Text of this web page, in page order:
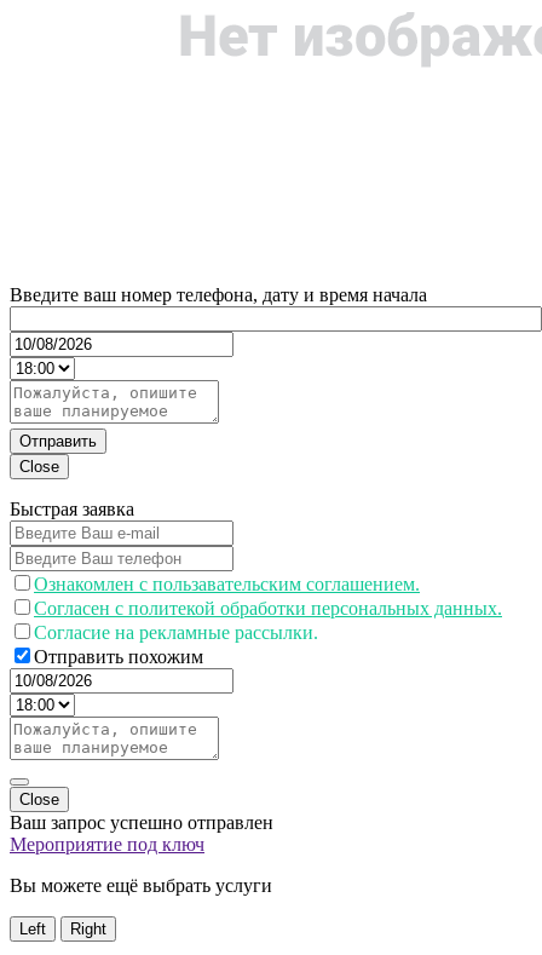
Введите ваш номер телефона, дату и время начала
Отправить
Close
Быстрая заявка
Ознакомлен с пользавательским соглашением.
Согласен с политекой обработки персональных данных.
Согласие на рекламные рассылки.
Отправить похожим
Close
Ваш запрос успешно отправлен
Мероприятие под ключ
Вы можете ещё выбрать услуги
Left Right